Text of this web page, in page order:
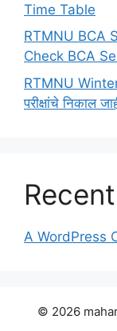
Time Table
RTMNU BCA
Check BCA
RTMNU Winter
परीक्षांचे निकाल
A WordPress
© 2026